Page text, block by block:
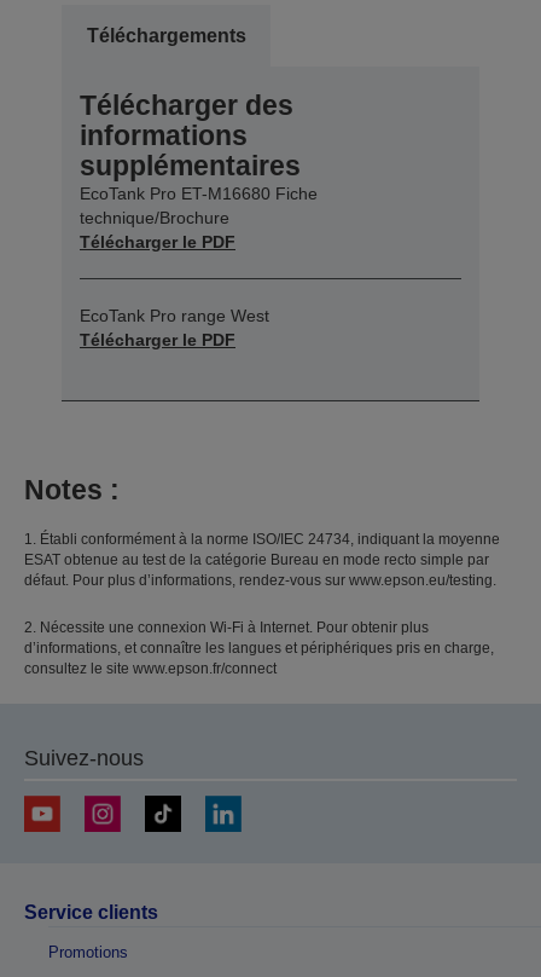
Téléchargements
Télécharger des
informations
supplémentaires
EcoTank Pro ET-M16680 Fiche
technique/Brochure
Télécharger le PDF
EcoTank Pro range West
Télécharger le PDF
Notes :
1. Établi conformément à la norme ISO/IEC 24734, indiquant la moyenne
ESAT obtenue au test de la catégorie Bureau en mode recto simple par
défaut. Pour plus d’informations, rendez-vous sur www.epson.eu/testing.
2. Nécessite une connexion Wi-Fi à Internet. Pour obtenir plus
d’informations, et connaître les langues et périphériques pris en charge,
consultez le site www.epson.fr/connect
Suivez-nous
Service clients
Promotions